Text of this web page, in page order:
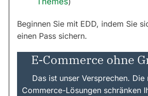
Beginnen Sie mit EDD, indem Sie
einen Pass sichern.
E-Commerce ohne
Das ist unser Versprechen. Die
Commerce-Lösungen schränken